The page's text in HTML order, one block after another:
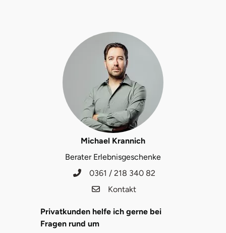
Michael Krannich
Berater Erlebnisgeschenke
0361 / 218 340 82
Kontakt
Privatkunden helfe ich gerne bei
Fragen rund um